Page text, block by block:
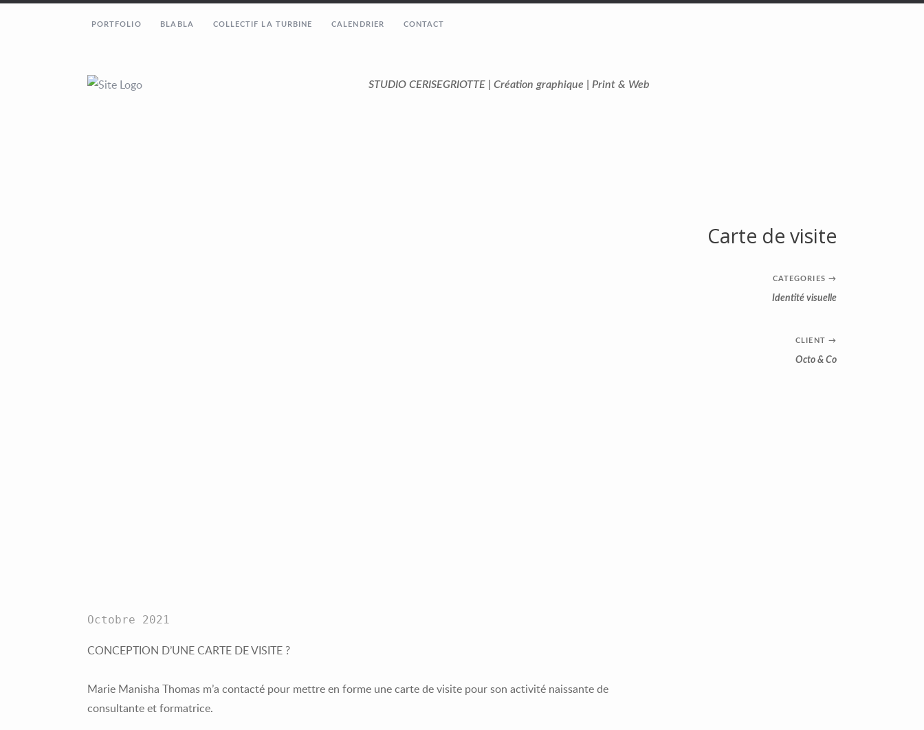
PORTFOLIO BLABLA COLLECTIF LA TURBINE CALENDRIER CONTACT
STUDIO CERISEGRIOTTE | Création graphique | Print & Web
Octobre 2021
CONCEPTION D’UNE CARTE DE VISITE ?
Marie Manisha Thomas m’a contacté pour mettre en forme une carte de visite pour son activité naissante de
consultante et formatrice.
Carte de visite
CATEGORIES →
Identité visuelle
CLIENT →
Octo & Co